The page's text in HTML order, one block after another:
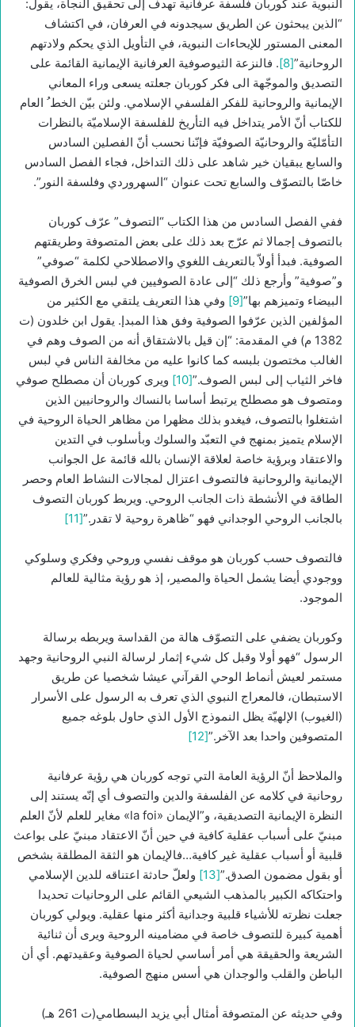
النبوية عند كوربان فلسفة عرفانية تهدف إلى تحقيق النجاة، يقول:
“الذين يبحثون عن الطريق سيجدونه في العرفان، في اكتشاف
المعنى المستور للإيحاءات النبوية، في التأويل الذي يحكم ولادتهم
الروحانية”[8]
. فالنزعة الثيوصوفية العرفانية الإيمانية القائمة على
التصديق والموجّهة الى فكر كوربان جعلته يسعى وراء المعاني
الإيمانية والروحانية للفكر الفلسفي الإسلامي. ولئن بيّن الخط ُ العام
للكتاب أنّ الأمر يتداخل فيه التأريخ للفلسفة الإسلاميّة بالنظرات
التأمّليّة والروحانيّة الصوفيّة فإنّنا نحسب أنّ الفصلين السادس
والسابع يبقيان خير شاهد على ذلك التداخل، فجاء الفصل السادس
خاصّا بالتصوّف والسابع تحت عنوان “السهروردي وفلسفة النور”.
ففي الفصل السادس من هذا الكتاب “التصوف” عرّف كوربان
بالتصوف إجمالا ثم عرّج بعد ذلك على بعض المتصوفة وطريقتهم
الصوفية. فبدأ أولاّ بالتعريف اللغوي والاصطلاحي لكلمة “صوفي”
و”صوفية” وأرجع ذلك “إلى عادة الصوفيين في لبس الخرق الصوفية
البيضاء وتميزهم بها”[9]
وفي هذا التعريف يلتقي مع الكثير من
المؤلفين الذين عرّفوا الصوفية وفق هذا المبدإ. يقول ابن خلدون (ت
1382 م) في المقدمة: “إن قيل بالاشتقاق أنه من الصوف وهم في
الغالب مختصون بلبسه كما كانوا عليه من مخالفة الناس في لبس
فاخر الثياب إلى لبس الصوف.”[10]
ويرى كوربان أن مصطلح صوفي
ومتصوف هو مصطلح يرتبط أساسا بالنساك والروحانيين الذين
اشتغلوا بالتصوف، فيغدو بذلك مظهرا من مظاهر الحياة الروحية في
الإسلام يتميز بمنهج في التعبّد والسلوك وبأسلوب في التدين
والاعتقاد وبرؤية خاصة لعلاقة الإنسان بالله قائمة عل الجوانب
الإيمانية والروحانية فالتصوف اعتزال لمجالات النشاط العام وحصر
الطاقة في الأنشطة ذات الجانب الروحي. ويربط كوربان التصوف
بالجانب الروحي الوجداني فهو “ظاهرة روحية لا تقدر.”[11]
فالتصوف حسب كوربان هو موقف نفسي وروحي وفكري وسلوكي
ووجودي أيضا يشمل الحياة والمصير، إذ هو رؤية مثالية للعالم
الموجود.
وكوربان يضفي على التصوّف هالة من القداسة ويربطه برسالة
الرسول “فهو أولا وقبل كل شيء إثمار لرسالة النبي الروحانية وجهد
مستمر لعيش أنماط الوحي القرآني عيشا شخصيا عن طريق
الاستبطان، فالمعراج النبوي الذي تعرف به الرسول على الأسرار
(الغيوب) الإلهيّة يظل النموذج الأول الذي حاول بلوغه جميع
المتصوفين واحدا بعد الآخر.”[12]
والملاحظ أنّ الرؤية العامة التي توجه كوربان هي رؤية عرفانية
روحانية في كلامه عن الفلسفة والدين والتصوف أي إنّه يستند إلى
النظرة الإيمانية التصديقية، و”الإيمان «la foi» مغاير للعلم لأنّ العلم
مبنيّ على أسباب عقلية كافية في حين أنّ الاعتقاد مبنيّ على بواعث
قلبية أو أسباب عقلية غير كافية…فالإيمان هو الثقة المطلقة بشخص
أو بقول مضمون الصدق.”[13]
ولعلّ حادثة اعتناقه للدين الإسلامي
واحتكاكه الكبير بالمذهب الشيعي القائم على الروحانيات تحديدا
جعلت نظرته للأشياء قلبية وجدانية أكثر منها عقلية. ويولي كوربان
أهمية كبيرة للتصوف خاصة في مضامينه الروحية ويرى أن ثنائية
الشريعة والحقيقة هي أمر أساسي لحياة الصوفية وعقيدتهم. أي أن
الباطن والقلب والوجدان هي أسس منهج الصوفية.
وفي حديثه عن المتصوفة أمثال أبي يزيد البسطامي(ت 261 هـ)